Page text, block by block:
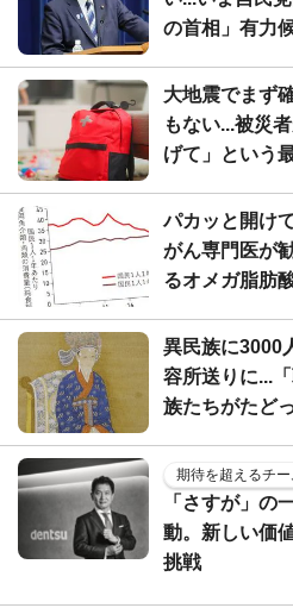
の首相」有力
大地震でまず
もない...被災
げて」という
パカッと開け
がん専門医が
るオメガ脂肪
異民族に3000
容所送りに...
族たちがたど
期待を超えるチー
「さすが」の
動。新しい価
挑戦